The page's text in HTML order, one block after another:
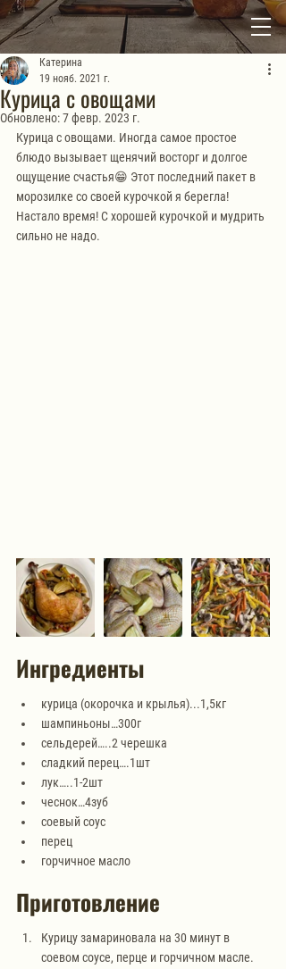
Курица с овощами
Катерина
19 нояб. 2021 г.
Обновлено:7 февр. 2023 г.
Курица с овощами. Иногда самое простое
блюдо вызывает щенячий восторг и долгое
ощущение счастья😁 Этот последний пакет в
морозилке со своей курочкой я берегла!
Настало время! С хорошей курочкой и мудрить
сильно не надо.
Ингредиенты
курица (окорочка и крылья)...1,5кг
шампиньоны…300г
сельдерей…..2 черешка
сладкий перец….1шт
лук…..1-2шт
чеснок…4зуб
соевый соус
перец
горчичное масло
Приготовление
Курицу замариновала на 30 минут в
соевом соусе, перце и горчичном масле.